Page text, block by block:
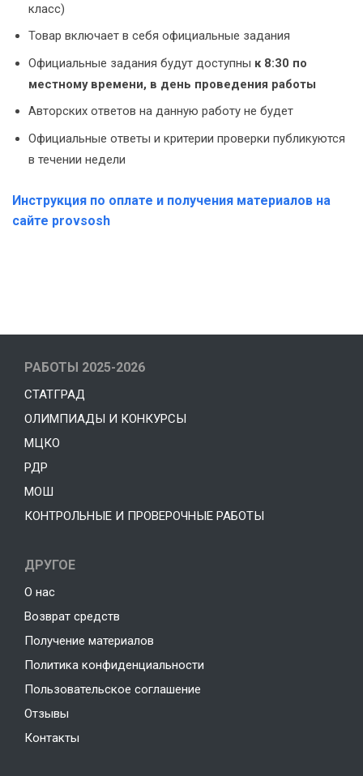
класс)
Товар включает в себя официальные задания
Официальные задания будут доступны к 8:30 по
местному времени, в день проведения работы
Авторских ответов на данную работу не будет
Официальные ответы и критерии проверки публикуются
в течении недели
Инструкция по оплате и получения материалов на
сайте provsosh
РАБОТЫ 2025-2026
СТАТГРАД
ОЛИМПИАДЫ И КОНКУРСЫ
МЦКО
РДР
МОШ
КОНТРОЛЬНЫЕ И ПРОВЕРОЧНЫЕ РАБОТЫ
ДРУГОЕ
О нас
Возврат средств
Получение материалов
Политика конфиденциальности
Пользовательское соглашение
Отзывы
Контакты